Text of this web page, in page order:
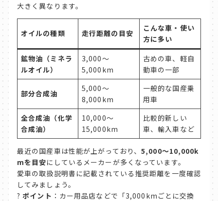
大きく異なります。
オイルの種類 走行距離の目安
こんな車・使い
方に多い
鉱物油（ミネラ
ルオイル）
3,000〜
5,000km
古めの車、軽自
動車の一部
部分合成油
5,000〜
8,000km
一般的な国産乗
用車
全合成油（化学
合成油）
10,000〜
15,000km
比較的新しい
車、輸入車など
最近の国産車は性能が上がっており、5,000〜10,000k
mを目安にしているメーカーが多くなっています。
愛車の取扱説明書に記載されている推奨距離を一度確認
してみましょう。
?ポイント ：カー用品店などで「3,000kmごとに交換